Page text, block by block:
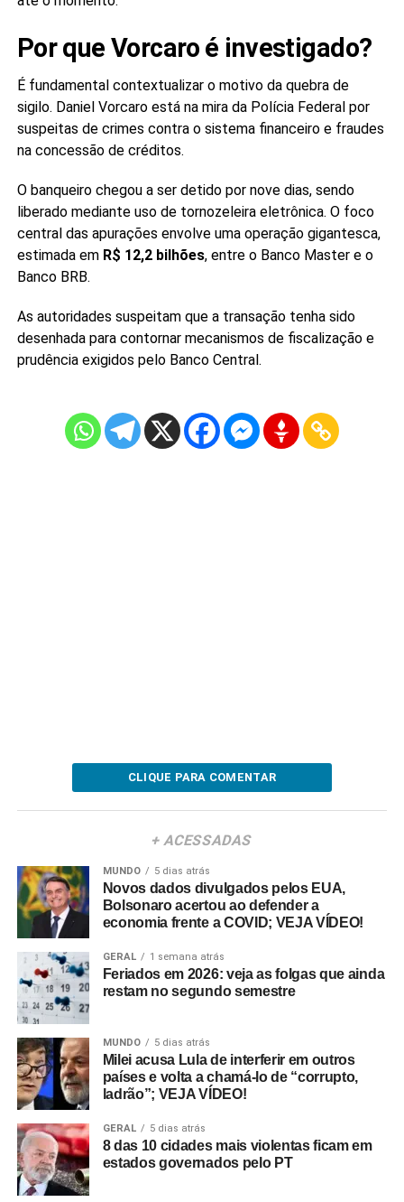
Por que Vorcaro é investigado?
É fundamental contextualizar o motivo da quebra de
sigilo. Daniel Vorcaro está na mira da Polícia Federal por
suspeitas de crimes contra o sistema financeiro e fraudes
na concessão de créditos.
O banqueiro chegou a ser detido por nove dias, sendo
liberado mediante uso de tornozeleira eletrônica. O foco
central das apurações envolve uma operação gigantesca,
estimada em R$ 12,2 bilhões, entre o Banco Master e o
Banco BRB.
As autoridades suspeitam que a transação tenha sido
desenhada para contornar mecanismos de fiscalização e
prudência exigidos pelo Banco Central.
CLIQUE PARA COMENTAR
+ ACESSADAS
MUNDO 5 dias atrás
Novos dados divulgados pelos EUA,
Bolsonaro acertou ao defender a
economia frente a COVID; VEJA VÍDEO!
GERAL 1 semana atrás
Feriados em 2026: veja as folgas que ainda
restam no segundo semestre
MUNDO 5 dias atrás
Milei acusa Lula de interferir em outros
países e volta a chamá-lo de “corrupto,
ladrão”; VEJA VÍDEO!
GERAL 5 dias atrás
8 das 10 cidades mais violentas ficam em
estados governados pelo PT